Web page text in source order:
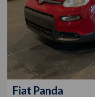
Fiat Panda